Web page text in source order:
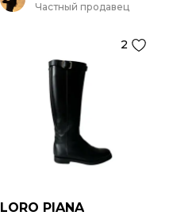
Частный продавец
2
LORO PIANA